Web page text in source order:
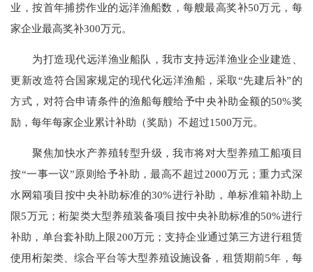
业，按首年捕捞作业的远洋渔船数，每艘最高奖补50万元，每
家企业最高奖补300万元。
为打造现代远洋渔业船队，我市支持远洋渔业企业建造、
更新改造符合国家规定的现代化远洋渔船，采取“先建后补”的
方式，对符合申请条件的渔船每艘给予中央补助金额的50%奖
励，每年每家企业累计补助（奖励）不超过1500万元。
聚焦加快水产养殖转型升级，我市将对大型养殖工船项目
按“一事一议”原则给予补助，最高不超过2000万元；重力式深
水网箱项目按中央补助标准的30%进行补助，单标准箱补助上
限5万元；桁架类大型养殖装备项目按中央补助标准的50%进行
补助，单台套补助上限200万元；支持企业通过第三方进行租赁
使用桁架类、综合平台等大型养殖设施设备，租赁期前5年，每